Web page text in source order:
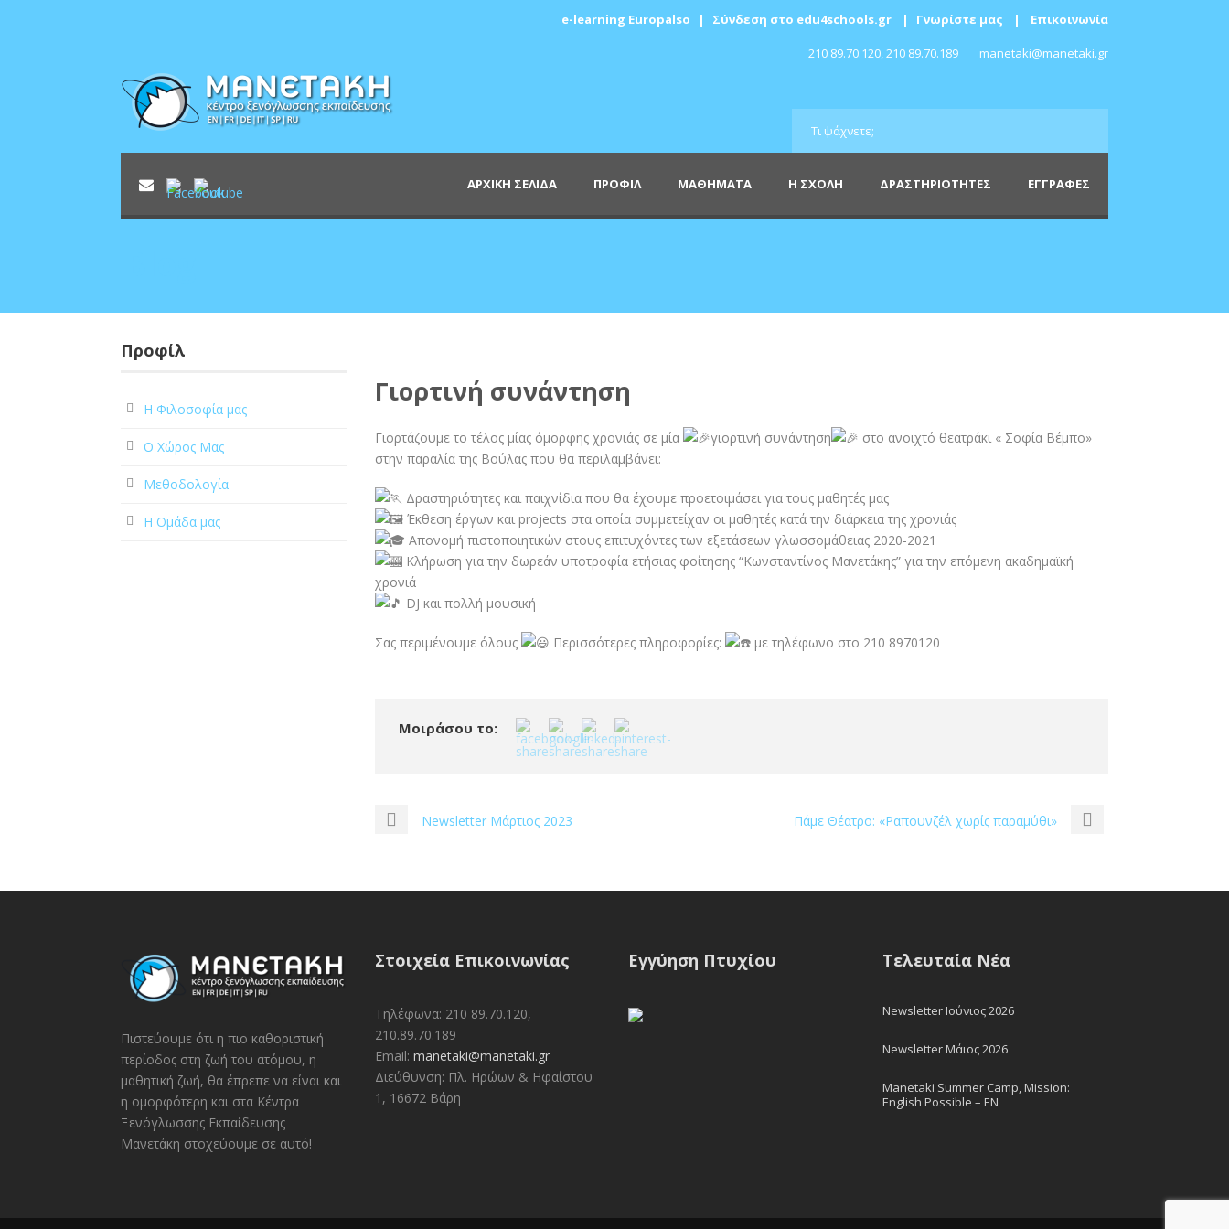
e-learning Europalso | Σύνδεση στο edu4schools.gr | Γνωρίστε μας | Επικοινωνία
210 89.70.120, 210 89.70.189 manetaki@manetaki.gr
ΑΡΧΙΚΗ ΣΕΛΙΔΑ ΠΡΟΦΙΛ ΜΑΘΗΜΑΤΑ Η ΣΧΟΛΗ ΔΡΑΣΤΗΡΙΟΤΗΤΕΣ ΕΓΓΡΑΦΕΣ
Γιορτινή συνάντηση
Γιορτάζουμε το τέλος μίας όμορφης χρονιάς σε μία γιορτινή συνάντηση
στο ανοιχτό θεατράκι « Σοφία Βέμπο»
στην παραλία της Βούλας που θα περιλαμβάνει:
Δραστηριότητες και παιχνίδια που θα έχουμε προετοιμάσει για τους μαθητές μας
Έκθεση έργων και projects στα οποία συμμετείχαν οι μαθητές κατά την διάρκεια της χρονιάς
Απονομή πιστοποιητικών στους επιτυχόντες των εξετάσεων γλωσσομάθειας 2020-2021
Κλήρωση για την δωρεάν υποτροφία ετήσιας φοίτησης “Κωνσταντίνος Μανετάκης” για την επόμενη ακαδημαϊκή
χρονιά
DJ και πολλή μουσική
Σας περιμένουμε όλους Περισσότερες πληροφορίες: με τηλέφωνο στο 210 8970120
Μοιράσου το:
Newsletter Μάρτιος 2023 Πάμε Θέατρο: «Ραπουνζέλ χωρίς παραμύθι»
Προφίλ
Η Φιλοσοφία μας
Ο Χώρος Μας
Μεθοδολογία
Η Ομάδα μας
Πιστεύουμε ότι η πιο καθοριστική
περίοδος στη ζωή του ατόμου, η
μαθητική ζωή, θα έπρεπε να είναι και
η ομορφότερη και στα Κέντρα
Ξενόγλωσσης Εκπαίδευσης
Μανετάκη στοχεύουμε σε αυτό!
Στοιχεία Επικοινωνίας
Τηλέφωνα: 210 89.70.120,
210.89.70.189
Email: manetaki@manetaki.gr
Διεύθυνση: Πλ. Ηρώων & Ηφαίστου
1, 16672 Βάρη
Εγγύηση Πτυχίου Τελευταία Νέα
Newsletter Ιούνιος 2026
Newsletter Μάιος 2026
Manetaki Summer Camp, Mission:
English Possible – EN